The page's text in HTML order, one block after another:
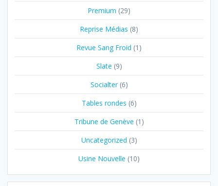
Premium (29)
Reprise Médias (8)
Revue Sang Froid (1)
Slate (9)
Socialter(6)
Tables rondes (6)
Tribune de Genève (1)
Uncategorized (3)
Usine Nouvelle (10)